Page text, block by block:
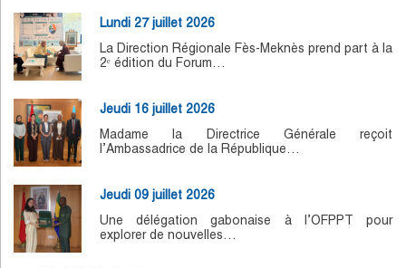
Lundi 27 juillet 2026
La Direction Régionale Fès-Meknès prend part à la
2ᵉ édition du Forum…
Jeudi 16 juillet 2026
Madame la Directrice Générale reçoit
l’Ambassadrice de la République…
Jeudi 09 juillet 2026
Une délégation gabonaise à l’OFPPT pour
explorer de nouvelles…